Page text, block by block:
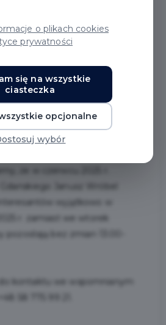
PRZYJĘĆ
PRZEZ
PRUSZCZA
CZERWIEC
pozostają bez zmian 13:00-
kontaktu we wspomnianym
o plikach cookies
prywatności
się na wszystkie
ciasteczka
opcjonalne
wybór